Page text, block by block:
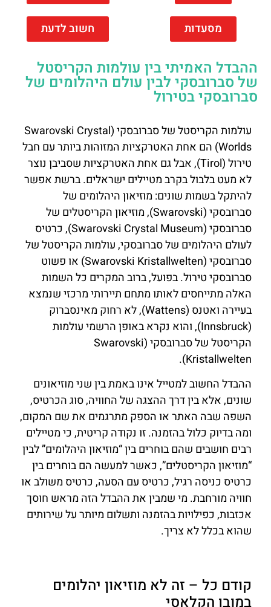
מסעדות חשוב לדעת
ההבדל האמיתי בין עולמות הקריסטל
של סברובסקי לבין עולם היהלומים של
סברובסקי בטירול
עולמות הקריסטל של סברובסקי (Swarovski Crystal
Worlds) הם אחת האטרקציות המזוהות ביותר עם חבל
טירול (Tirol), אבל גם אחת האטרקציות שסביבן נוצר
לא מעט בלבול בקרב מטיילים ישראלים. ברשת אפשר
להיתקל בשמות שונים: מוזיאון היהלומים של
סברובסקי (Swarovski), מוזיאון הקריסטלים של
סברובסקי (Swarovski Crystal Museum), כרטיס
לעולם היהלומים של סברובסקי, עולמות הקריסטל של
סברובסקי (Swarovski Kristallwelten) או פשוט
סברובסקי טירול. בפועל, ברוב המקרים כל השמות
האלה מתייחסים לאותו מתחם תיירותי מרכזי שנמצא
בעיירה ואטנס (Wattens), לא רחוק מאינסברוק
(Innsbruck), והוא נקרא באופן הרשמי עולמות
הקריסטל של סברובסקי (Swarovski
Kristallwelten).
ההבדל החשוב למטייל אינו באמת בין שני מוזיאונים
שונים, אלא בין דרך ההצגה של החוויה, סוג הכרטיס,
השפה שבה האתר או הספק מתרגמים את שם המקום,
ומה בדיוק כלול בהזמנה. זו נקודה קריטית, כי מטיילים
רבים חושבים שהם בוחרים בין “מוזיאון היהלומים” לבין
“מוזיאון הקריסטלים”, כאשר למעשה הם בוחרים בין
כרטיס כניסה רגיל, כרטיס עם הסעה, כרטיס משולב או
חוויה מורחבת. מי שמבין את ההבדל הזה מראש חוסך
אכזבות, כפילויות בהזמנה ותשלום מיותר על שירותים
שהוא בכלל לא צריך.
קודם כל – זה לא מוזיאון יהלומים
במובן הקלאסי